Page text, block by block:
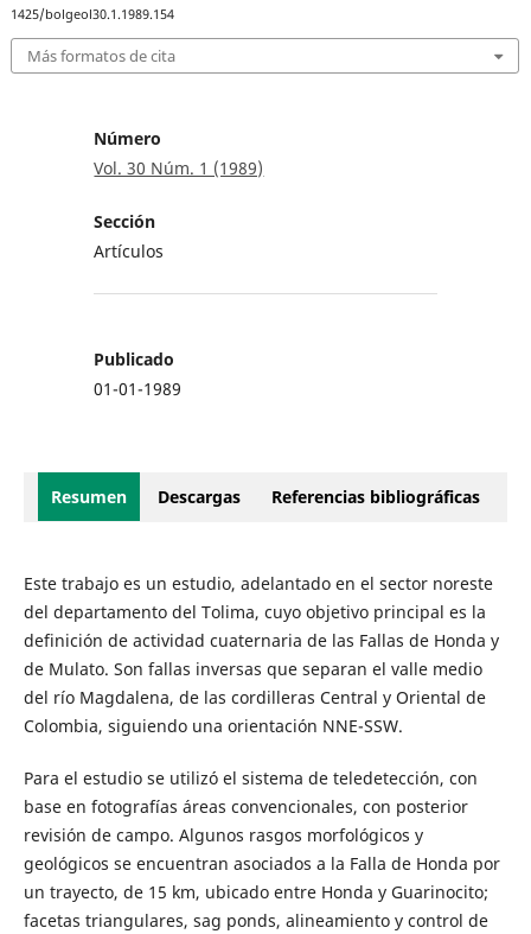
1425/bolgeol30.1.1989.154
Más formatos de cita
Número
Vol. 30 Núm. 1 (1989)
Sección
Artículos
Publicado
01-01-1989
Resumen Descargas Referencias bibliográficas
Este trabajo es un estudio, adelantado en el sector noreste
del departamento del Tolima, cuyo objetivo principal es la
definición de actividad cuaternaria de las Fallas de Honda y
de Mulato. Son fallas inversas que separan el valle medio
del río Magdalena, de las cordilleras Central y Oriental de
Colombia, siguiendo una orientación NNE-SSW.
Para el estudio se utilizó el sistema de teledetección, con
base en fotografías áreas convencionales, con posterior
revisión de campo. Algunos rasgos morfológicos y
geológicos se encuentran asociados a la Falla de Honda por
un trayecto, de 15 km, ubicado entre Honda y Guarinocito;
facetas triangulares, sag ponds, alineamiento y control de